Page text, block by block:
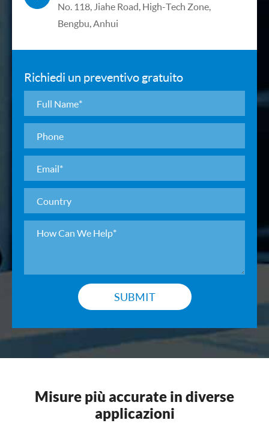
No. 118, Jiahe Road, High-Tech Zone,
Bengbu, Anhui
Richiedi un preventivo gratuito
SUBMIT
Misure più accurate in diverse
applicazioni